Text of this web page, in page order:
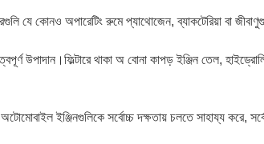
যে কোনও অপারেটিং রুমে প্যাথোজেন, ব্যাকটেরিয়া বা
উপাদান।ফিল্টারে থাকা অ বোনা কাপড় ইঞ্জিন তেল,
ইঞ্জিনগুলিকে সর্বোচ্চ দক্ষতায় চলতে সাহায্য করে,